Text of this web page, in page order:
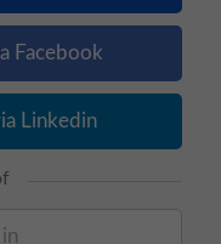
Facebook
Linkedin